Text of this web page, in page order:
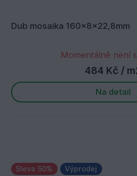
Dub mosaika 160x8x22,8mm
Momentálně není
484 Kč /
Na detail
Sleva 50% Výprodej